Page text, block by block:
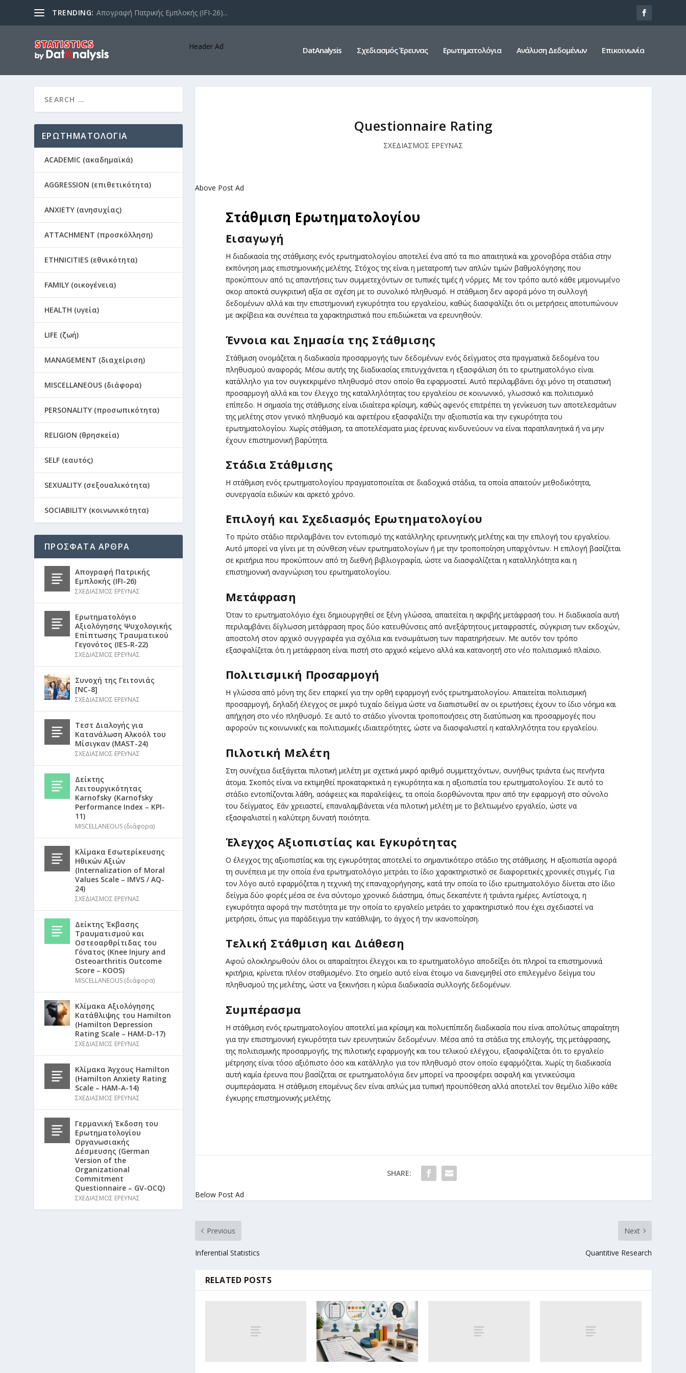
TRENDING: Απογραφή Πατρικής Εμπλοκής (IFI-26)...
Header Ad DatAnalysis Σχεδιασμός Έρευνας Ερωτηματολόγια Ανάλυση Δεδομένων Επικοινωνία
Questionnaire Rating
ΣΧΕΔΙΑΣΜΟΣ ΕΡΕΥΝΑΣ
Above Post Ad
Στάθμιση Ερωτηματολογίου
Εισαγωγή
Η διαδικασία της στάθμισης ενός ερωτηματολογίου αποτελεί ένα από τα πιο απαιτητικά και χρονοβόρα στάδια στην
εκπόνηση μιας επιστημονικής μελέτης. Στόχος της είναι η μετατροπή των απλών τιμών βαθμολόγησης που
προκύπτουν από τις απαντήσεις των συμμετεχόντων σε τυπικές τιμές ή νόρμες. Με τον τρόπο αυτό κάθε μεμονωμένο
σκορ αποκτά συγκριτική αξία σε σχέση με το συνολικό πληθυσμό. Η στάθμιση δεν αφορά μόνο τη συλλογή
δεδομένων αλλά και την επιστημονική εγκυρότητα του εργαλείου, καθώς διασφαλίζει ότι οι μετρήσεις αποτυπώνουν
με ακρίβεια και συνέπεια τα χαρακτηριστικά που επιδιώκεται να ερευνηθούν.
Έννοια και Σημασία της Στάθμισης
Στάθμιση ονομάζεται η διαδικασία προσαρμογής των δεδομένων ενός δείγματος στα πραγματικά δεδομένα του
πληθυσμού αναφοράς. Μέσω αυτής της διαδικασίας επιτυγχάνεται η εξασφάλιση ότι το ερωτηματολόγιο είναι
κατάλληλο για τον συγκεκριμένο πληθυσμό στον οποίο θα εφαρμοστεί. Αυτό περιλαμβάνει όχι μόνο τη στατιστική
προσαρμογή αλλά και τον έλεγχο της καταλληλότητας του εργαλείου σε κοινωνικό, γλωσσικό και πολιτισμικό
επίπεδο. Η σημασία της στάθμισης είναι ιδιαίτερα κρίσιμη, καθώς αφενός επιτρέπει τη γενίκευση των αποτελεσμάτων
της μελέτης στον γενικό πληθυσμό και αφετέρου εξασφαλίζει την αξιοπιστία και την εγκυρότητα του
ερωτηματολογίου. Χωρίς στάθμιση, τα αποτελέσματα μιας έρευνας κινδυνεύουν να είναι παραπλανητικά ή να μην
έχουν επιστημονική βαρύτητα.
Στάδια Στάθμισης
Η στάθμιση ενός ερωτηματολογίου πραγματοποιείται σε διαδοχικά στάδια, τα οποία απαιτούν μεθοδικότητα,
συνεργασία ειδικών και αρκετό χρόνο.
Επιλογή και Σχεδιασμός Ερωτηματολογίου
Το πρώτο στάδιο περιλαμβάνει τον εντοπισμό της κατάλληλης ερευνητικής μελέτης και την επιλογή του εργαλείου.
Αυτό μπορεί να γίνει με τη σύνθεση νέων ερωτηματολογίων ή με την τροποποίηση υπαρχόντων. Η επιλογή βασίζεται
σε κριτήρια που προκύπτουν από τη διεθνή βιβλιογραφία, ώστε να διασφαλίζεται η καταλληλότητα και η
επιστημονική αναγνώριση του ερωτηματολογίου.
Μετάφραση
Όταν το ερωτηματολόγιο έχει δημιουργηθεί σε ξένη γλώσσα, απαιτείται η ακριβής μετάφρασή του. Η διαδικασία αυτή
περιλαμβάνει δίγλωσση μετάφραση προς δύο κατευθύνσεις από ανεξάρτητους μεταφραστές, σύγκριση των εκδοχών,
αποστολή στον αρχικό συγγραφέα για σχόλια και ενσωμάτωση των παρατηρήσεων. Με αυτόν τον τρόπο
εξασφαλίζεται ότι η μετάφραση είναι πιστή στο αρχικό κείμενο αλλά και κατανοητή στο νέο πολιτισμικό πλαίσιο.
Πολιτισμική Προσαρμογή
Η γλώσσα από μόνη της δεν επαρκεί για την ορθή εφαρμογή ενός ερωτηματολογίου. Απαιτείται πολιτισμική
προσαρμογή, δηλαδή έλεγχος σε μικρό τυχαίο δείγμα ώστε να διαπιστωθεί αν οι ερωτήσεις έχουν το ίδιο νόημα και
απήχηση στο νέο πληθυσμό. Σε αυτό το στάδιο γίνονται τροποποιήσεις στη διατύπωση και προσαρμογές που
αφορούν τις κοινωνικές και πολιτισμικές ιδιαιτερότητες, ώστε να διασφαλιστεί η καταλληλότητα του εργαλείου.
Πιλοτική Μελέτη
Στη συνέχεια διεξάγεται πιλοτική μελέτη με σχετικά μικρό αριθμό συμμετεχόντων, συνήθως τριάντα έως πενήντα
άτομα. Σκοπός είναι να εκτιμηθεί προκαταρκτικά η εγκυρότητα και η αξιοπιστία του ερωτηματολογίου. Σε αυτό το
στάδιο εντοπίζονται λάθη, ασάφειες και παραλείψεις, τα οποία διορθώνονται πριν από την εφαρμογή στο σύνολο
του δείγματος. Εάν χρειαστεί, επαναλαμβάνεται νέα πιλοτική μελέτη με το βελτιωμένο εργαλείο, ώστε να
εξασφαλιστεί η καλύτερη δυνατή ποιότητα.
Έλεγχος Αξιοπιστίας και Εγκυρότητας
Ο έλεγχος της αξιοπιστίας και της εγκυρότητας αποτελεί το σημαντικότερο στάδιο της στάθμισης. Η αξιοπιστία αφορά
τη συνέπεια με την οποία ένα ερωτηματολόγιο μετράει το ίδιο χαρακτηριστικό σε διαφορετικές χρονικές στιγμές. Για
τον λόγο αυτό εφαρμόζεται η τεχνική της επαναχορήγησης, κατά την οποία το ίδιο ερωτηματολόγιο δίνεται στο ίδιο
δείγμα δύο φορές μέσα σε ένα σύντομο χρονικό διάστημα, όπως δεκαπέντε ή τριάντα ημέρες. Αντίστοιχα, η
εγκυρότητα αφορά την πιστότητα με την οποία το εργαλείο μετράει το χαρακτηριστικό που έχει σχεδιαστεί να
μετρήσει, όπως για παράδειγμα την κατάθλιψη, το άγχος ή την ικανοποίηση.
Τελική Στάθμιση και Διάθεση
Αφού ολοκληρωθούν όλοι οι απαραίτητοι έλεγχοι και το ερωτηματολόγιο αποδείξει ότι πληροί τα επιστημονικά
κριτήρια, κρίνεται πλέον σταθμισμένο. Στο σημείο αυτό είναι έτοιμο να διανεμηθεί στο επιλεγμένο δείγμα του
πληθυσμού της μελέτης, ώστε να ξεκινήσει η κύρια διαδικασία συλλογής δεδομένων.
Συμπέρασμα
Η στάθμιση ενός ερωτηματολογίου αποτελεί μια κρίσιμη και πολυεπίπεδη διαδικασία που είναι απολύτως απαραίτητη
για την επιστημονική εγκυρότητα των ερευνητικών δεδομένων. Μέσα από τα στάδια της επιλογής, της μετάφρασης,
της πολιτισμικής προσαρμογής, της πιλοτικής εφαρμογής και του τελικού ελέγχου, εξασφαλίζεται ότι το εργαλείο
μέτρησης είναι τόσο αξιόπιστο όσο και κατάλληλο για τον πληθυσμό στον οποίο εφαρμόζεται. Χωρίς τη διαδικασία
αυτή καμία έρευνα που βασίζεται σε ερωτηματολόγια δεν μπορεί να προσφέρει ασφαλή και γενικεύσιμα
συμπεράσματα. Η στάθμιση επομένως δεν είναι απλώς μια τυπική προϋπόθεση αλλά αποτελεί τον θεμέλιο λίθο κάθε
έγκυρης επιστημονικής μελέτης.
SHARE:
Below Post Ad
Previous
Inferential Statistics
Next
Quantitive Research
RELATED POSTS
ΕΡΩΤΗΜΑΤΟΛΟΓΙΑ
ACADEMIC (ακαδημαϊκά)
AGGRESSION (επιθετικότητα)
ANXIETY (ανησυχίας)
ATTACHMENT (προσκόλληση)
ETHNICITIES (εθνικότητα)
FAMILY (οικογένεια)
HEALTH (υγεία)
LIFE (ζωή)
MANAGEMENT (διαχείριση)
MISCELLANEOUS (διάφορα)
PERSONALITY (προσωπικότητα)
RELIGION (θρησκεία)
SELF (εαυτός)
SEXUALITY (σεξουαλικότητα)
SOCIABILITY (κοινωνικότητα)
ΠΡΟΣΦΑΤΑ ΑΡΘΡΑ
Απογραφή Πατρικής
Εμπλοκής (IFI-26)
ΣΧΕΔΙΑΣΜΟΣ ΕΡΕΥΝΑΣ
Ερωτηματολόγιο
Αξιολόγησης Ψυχολογικής
Επίπτωσης Τραυματικού
Γεγονότος (IES-R-22)
ΣΧΕΔΙΑΣΜΟΣ ΕΡΕΥΝΑΣ
Συνοχή της Γειτονιάς
[NC-8]
ΣΧΕΔΙΑΣΜΟΣ ΕΡΕΥΝΑΣ
Τεστ Διαλογής για
Κατανάλωση Αλκοόλ του
Μίσιγκαν (MAST-24)
ΣΧΕΔΙΑΣΜΟΣ ΕΡΕΥΝΑΣ
Δείκτης
Λειτουργικότητας
Karnofsky (Karnofsky
Performance Index – KPI-
11)
MISCELLANEOUS (διάφορα)
Κλίμακα Εσωτερίκευσης
Ηθικών Αξιών
(Internalization of Moral
Values Scale – IMVS / AQ-
24)
ΣΧΕΔΙΑΣΜΟΣ ΕΡΕΥΝΑΣ
Δείκτης Έκβασης
Τραυματισμού και
Οστεοαρθρίτιδας του
Γόνατος (Knee Injury and
Osteoarthritis Outcome
Score – KOOS)
MISCELLANEOUS (διάφορα)
Κλίμακα Αξιολόγησης
Κατάθλιψης του Hamilton
(Hamilton Depression
Rating Scale – HAM-D-17)
ΣΧΕΔΙΑΣΜΟΣ ΕΡΕΥΝΑΣ
Κλίμακα Άγχους Hamilton
(Hamilton Anxiety Rating
Scale – HAM-A-14)
ΣΧΕΔΙΑΣΜΟΣ ΕΡΕΥΝΑΣ
Γερμανική Έκδοση του
Ερωτηματολογίου
Οργανωσιακής
Δέσμευσης (German
Version of the
Organizational
Commitment
Questionnaire – GV-OCQ)
ΣΧΕΔΙΑΣΜΟΣ ΕΡΕΥΝΑΣ